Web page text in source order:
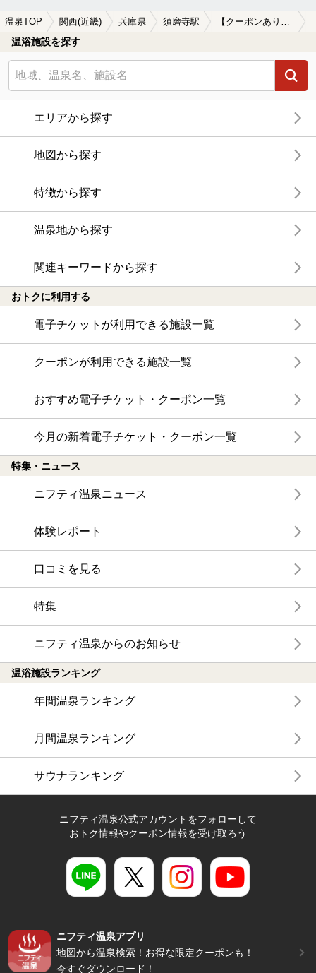
温泉TOP 関西(近畿) 兵庫県 須磨寺駅
温浴施設を探す
エリアから探す
地図から探す
特徴から探す
温泉地から探す
関連キーワードから探す
おトクに利用する
電子チケットが利用できる施設一覧
クーポンが利用できる施設一覧
おすすめ電子チケット・クーポン一覧
今月の新着電子チケット・クーポン一覧
特集・ニュース
ニフティ温泉ニュース
体験レポート
口コミを見る
特集
ニフティ温泉からのお知らせ
温浴施設ランキング
年間温泉ランキング
月間温泉ランキング
サウナランキング
ニフティ温泉公式アカウントをフォローして
おトク情報やクーポン情報を受け取ろう
ニフティ温泉アプリ
地図から温泉検索！お得な限定クーポンも！
今すぐダウンロード！